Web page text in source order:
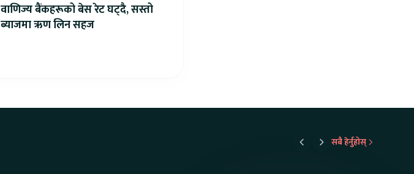
वाणिज्य बैंकहरूको बेस रेट घट्दै, सस्तो
ब्याजमा ऋण लिन सहज
सबै हेर्नुहोस्